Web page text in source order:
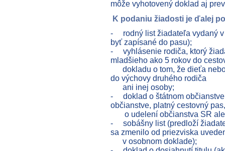
môže vyhotovený doklad aj
K podaniu žiadosti je ďalej
- rodný list žiadateľa vydaný v
byť zapísané do pasu);
- vyhlásenie rodiča, ktorý
mladšieho ako 5 rokov do
dokladu o tom, že dieťa
do výchovy druhého rodiča
ani inej osoby;
- doklad o štátnom
občianstve, platný cestovný
o udelení občianstva SR
- sobášny list (predloží
sa zmenilo od priezviska
v osobnom doklade);